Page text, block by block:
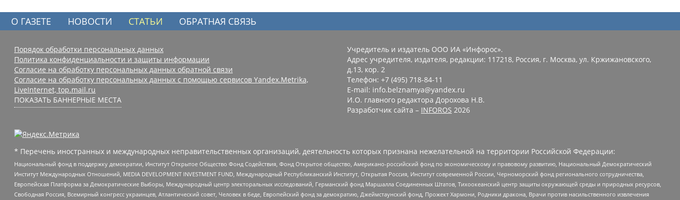
О ГАЗЕТЕ НОВОСТИ СТАТЬИ ОБРАТНАЯ СВЯЗЬ
Порядок обработки персональных данных
Политика конфиденциальности и защиты информации
Согласие на обработку персональных данных обратной связи
Согласие на обработку персональных данных с помощью сервисов Yandex.Metrika,
LiveInternet, top.mail.ru
ПОКАЗАТЬ БАННЕРНЫЕ МЕСТА
Учредитель и издатель ООО ИА «Инфорос».
Адрес учредителя, издателя, редакции: 117218, Россия, г. Москва, ул. Кржижановского,
д.13, кор. 2
Телефон: +7 (495) 718-84-11
E-mail: info.belznamya@yandex.ru
И.О. главного редактора Дорохова Н.В.
Разработчик сайта – INFOROS 2026
* Перечень иностранных и международных неправительственных организаций, деятельность которых признана нежелательной на территории Российской Федерации:
Национальный фонд в поддержку демократии, Институт Открытое Общество Фонд Содействия, Фонд Открытое общество, Американо-российский фонд по экономическому и правовому развитию, Национальный Демократический
Институт Международных Отношений, MEDIA DEVELOPMENT INVESTMENT FUND, Международный Республиканский Институт, Открытая Россия, Институт современной России, Черноморский фонд регионального сотрудничества,
Европейская Платформа за Демократические Выборы, Международный центр электоральных исследований, Германский фонд Маршалла Соединенных Штатов, Тихоокеанский центр защиты окружающей среды и природных ресурсов,
Свободная Россия, Всемирный конгресс украинцев, Атлантический совет, Человек в беде, Европейский фонд за демократию, Джеймстаунский фонд, Прожект Хармони, Родники дракона, Врачи против насильственного извлечения